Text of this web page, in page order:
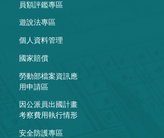
員額評鑑專區
遊說法專區
個人資料管理
國家賠償
勞動部檔案資訊應
用申請區
因公派員出國計畫
考察費用執行情形
安全防護專區